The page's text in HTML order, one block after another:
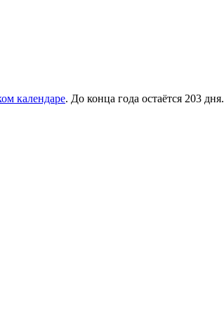
календаре. До конца года остаётся 203 дня.